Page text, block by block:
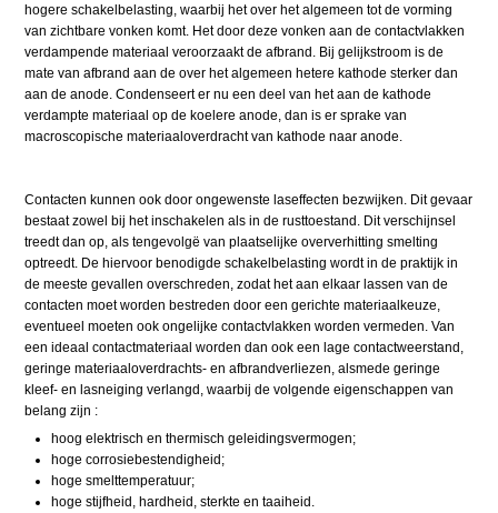
hogere schakelbelasting, waarbij het over het algemeen tot de vorming
van zichtbare vonken komt. Het door deze vonken aan de contactvlakken
verdampende materiaal veroorzaakt de afbrand. Bij gelijkstroom is de
mate van afbrand aan de over het algemeen hetere kathode sterker dan
aan de anode. Condenseert er nu een deel van het aan de kathode
verdampte materiaal op de koelere anode, dan is er sprake van
macroscopische materiaaloverdracht van kathode naar anode.
Contacten kunnen ook door ongewenste laseffecten bezwijken. Dit gevaar
bestaat zowel bij het inschakelen als in de rusttoestand. Dit verschijnsel
treedt dan op, als tengevolgë van plaatselijke oververhitting smelting
optreedt. De hiervoor benodigde schakelbelasting wordt in de praktijk in
de meeste gevallen overschreden, zodat het aan elkaar lassen van de
contacten moet worden bestreden door een gerichte materiaalkeuze,
eventueel moeten ook ongelijke contactvlakken worden vermeden. Van
een ideaal contactmateriaal worden dan ook een lage contactweerstand,
geringe materiaaloverdrachts- en afbrandverliezen, alsmede geringe
kleef- en lasneiging verlangd, waarbij de volgende eigenschappen van
belang zijn :
hoog elektrisch en thermisch geleidingsvermogen;
hoge corrosiebestendigheid;
hoge smelttemperatuur;
hoge stijfheid, hardheid, sterkte en taaiheid.